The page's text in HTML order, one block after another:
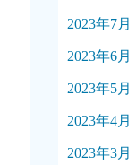
2023年7月
2023年6月
2023年5月
2023年4月
2023年3月